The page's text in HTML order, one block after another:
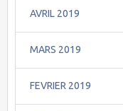
AVRIL 2019
MARS 2019
FEVRIER 2019